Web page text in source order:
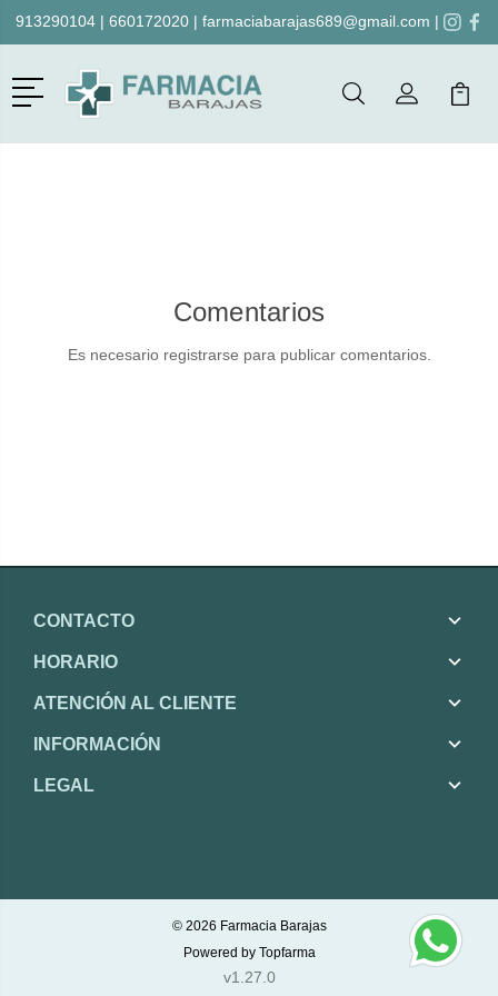
913290104| 660172020| farmaciabarajas689@gmail.com |
Menú
BuscarMi Cuenta
Mi
Comentarios
Es necesario registrarse para publicar comentarios.
CONTACTO
HORARIO
ATENCIÓN AL CLIENTE
INFORMACIÓN
LEGAL
© 2026 Farmacia Barajas
Powered by Topfarma
v1.27.0